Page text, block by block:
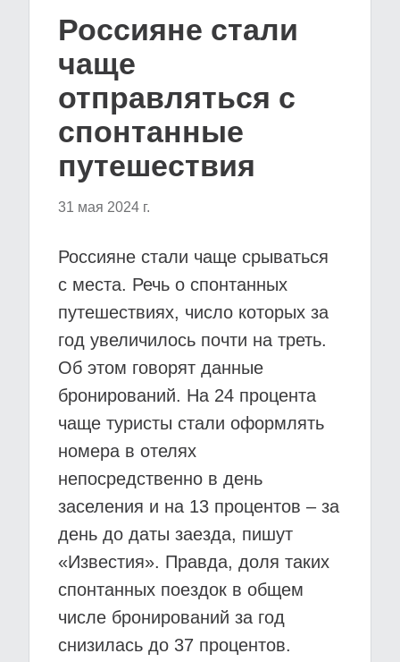
Россияне стали
чаще
отправляться с
спонтанные
путешествия
31 мая 2024 г.
Россияне стали чаще срываться
с места. Речь о спонтанных
путешествиях, число которых за
год увеличилось почти на треть.
Об этом говорят данные
бронирований. На 24 процента
чаще туристы стали оформлять
номера в отелях
непосредственно в день
заселения и на 13 процентов – за
день до даты заезда, пишут
«Известия». Правда, доля таких
спонтанных поездок в общем
числе бронирований за год
снизилась до 37 процентов.